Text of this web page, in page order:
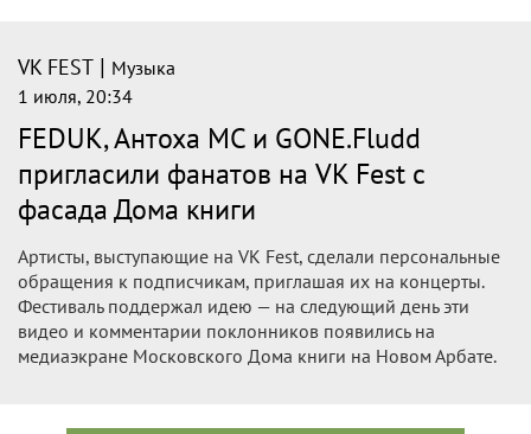
VK FEST | Музыка
1 июля, 20:34
FEDUK, Антоха MC и GONE.Fludd
пригласили фанатов на VK Fest с
фасада Дома книги
Артисты, выступающие на VK Fest, сделали персональные
обращения к подписчикам, приглашая их на концерты.
Фестиваль поддержал идею — на следующий день эти
видео и комментарии поклонников появились на
медиаэкране Московского Дома книги на Новом Арбате.